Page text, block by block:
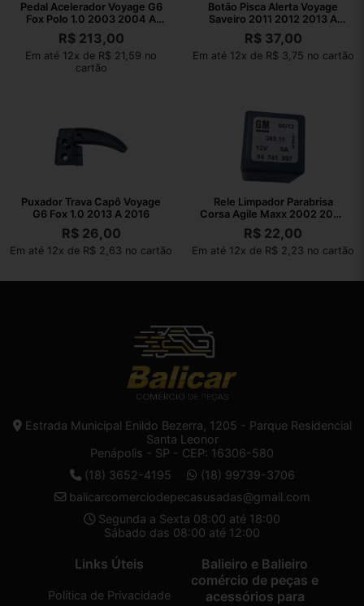
Pedal Acelerador Voyage G6
Fox Polo 1.0 2003 2004 A
2023
R$213,00
Em até 12x de R$ 21,59 no
cartão
Botão Pisca Alerta Voyage
Saveiro 2011 2012 2013 A
2016
R$37,00
Em até 12x de R$ 3,75 no cartão
Puxador Trava Capô Voyage
G6 Fox 1.0 2013 A 2016
R$26,00
Em até 12x de R$ 2,63 no cartão
Rele Limpador Parabrisa
Corsa Agile Maxx 2002 2003
A 2010
R$ 22,00
Em até 12x de R$ 2,23 no cartão
Estrada Municipal Enildo Bezerra, 1205 - Parque Residencial
Santa Leonor
Penápolis - SP - CEP: 16306-580
(18) 3652-4195
(18) 99739-3706
balicarcomerciodepecasusadas@gmail.com
Segunda a Sexta 08:00 até 18:00
Sábado das 08:00 até 12:00
Links Úteis
Política de Privacidade
Balieiro e Balieiro
comércio de peças e
acessórios para